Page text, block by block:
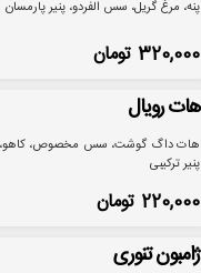
پنه، مرغ گریل، سس الفردو، پنیر پارمسان
320,000 تومان
هات رویال
هات داگ گوشت، سس مخصوص، کاهو،
پنیر ترکیبی
220,000 تومان
ژامبون تنوری